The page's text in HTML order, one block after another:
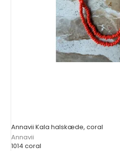
Annavii Kala halskæde, coral
Annavii
1014 coral